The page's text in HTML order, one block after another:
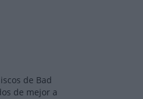
de Bad
de mejor a